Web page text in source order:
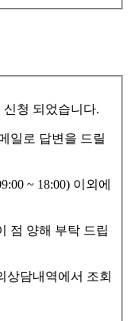
청 되었습니다.
일로 답변을 드릴
~ 18:00) 이외에
점 양해 부탁 드립
상담내역에서 조회